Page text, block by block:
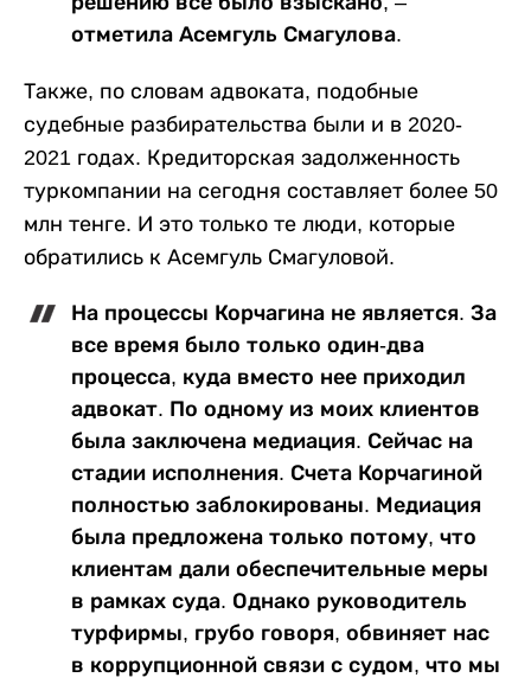
отметила Асемгуль Смагулова.
Также, по словам адвоката, подобные
судебные разбирательства были и в 2020-
2021 годах. Кредиторская задолженность
туркомпании на сегодня составляет более 50
млн тенге. И это только те люди, которые
обратились к Асемгуль Смагуловой.
На процессы Корчагина не является. За
все время было только один-два
процесса, куда вместо нее приходил
адвокат. По одному из моих клиентов
была заключена медиация. Сейчас на
стадии исполнения. Счета Корчагиной
полностью заблокированы. Медиация
была предложена только потому, что
клиентам дали обеспечительные меры
в рамках суда. Однако руководитель
турфирмы, грубо говоря, обвиняет нас
в коррупционной связи с судом, что мы